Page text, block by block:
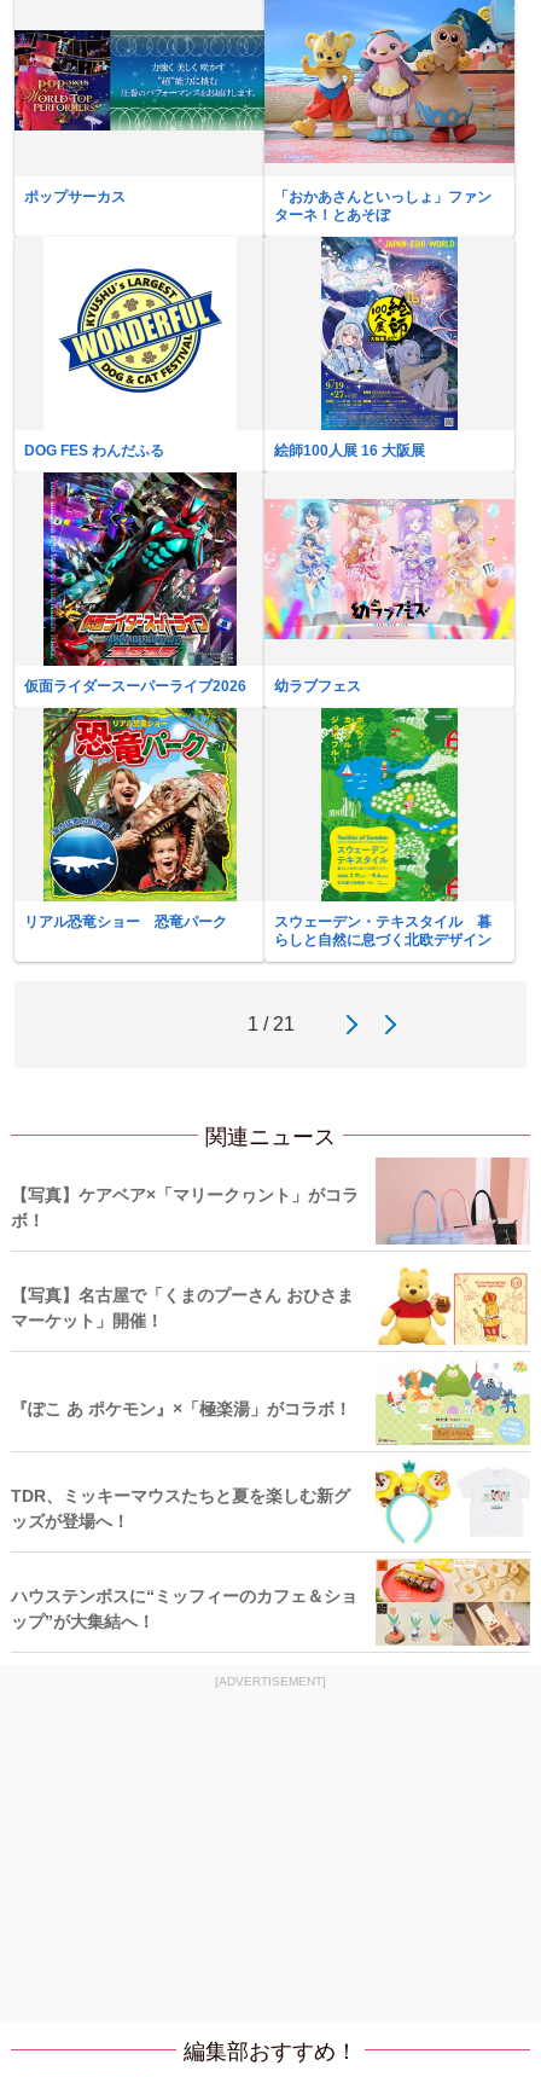
ポップサーカス
「おかあさんといっしょ」ファン
ターネ！とあそぼ
DOG FES わんだふる 絵師100人展 16 大阪展
仮面ライダースーパーライブ2026 幼ラブフェス
リアル恐竜ショー 恐竜パーク
スウェーデン・テキスタイル 暮
らしと自然に息づく北欧デザイン
1 / 21
関連ニュース
【写真】ケアベア×「マリークヮント」がコラ
ボ！
【写真】名古屋で「くまのプーさん おひさま
マーケット」開催！
『ぽこ あ ポケモン』×「極楽湯」がコラボ！
TDR、ミッキーマウスたちと夏を楽しむ新グ
ッズが登場へ！
ハウステンボスに“ミッフィーのカフェ＆ショ
ップ”が大集結へ！
[ADVERTISEMENT]
編集部おすすめ！